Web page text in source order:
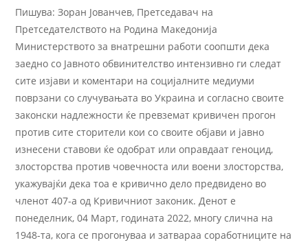
Пишува: Зоран Јованчев, Претседавач на
Претседателството на Родина Македонија
Министерството за внатрешни работи соопшти дека
заедно со Јавното обвинителство интензивно ги следат
сите изјави и коментари на социјалните медиуми
поврзани со случувањата во Украина и согласно своите
законски надлежности ќе превземат кривичен прогон
против сите сторители кои со своите објави и јавно
изнесени ставови ќе одобрат или оправдаат геноцид,
злосторства против човечноста или воени злосторства,
укажувајќи дека тоа е кривично дело предвидено во
членот 407-а од Кривичниот законик. Денот е
понеделник, 04 Март, годината 2022, многу слична на
1948-та, кога се прогонуваа и затвараа соработниците на